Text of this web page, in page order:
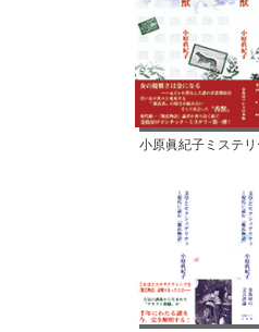
小原眞紀子ミステリ